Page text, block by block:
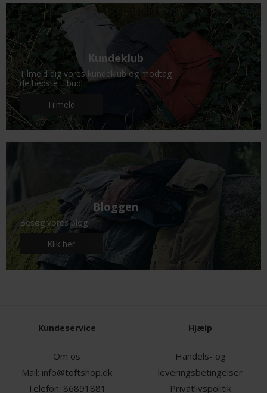
Kundeklub
Tilmeld dig vores kundeklub og modtag
de bedste tilbud!
Tilmeld
Bloggen
Besøg vores blog
Klik her
Kundeservice
Om os
Mail: info@toftshop.dk
Telefon: 86891881
Hjælp
Handels- og
leveringsbetingelser
Privatlivspolitik